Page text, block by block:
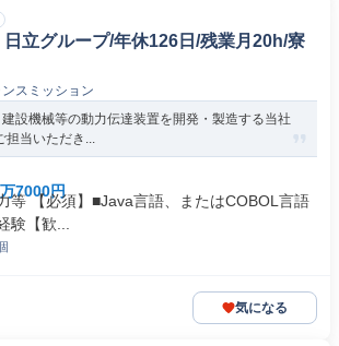
日立グループ/年休126日/残業月20h/寮
スミッション
設機械等の動力伝達装置を開発・製造する当社
担当いただき...
7000円
等 【必須】■Java言語、またはCOBOL言語
験【歓...
気になる